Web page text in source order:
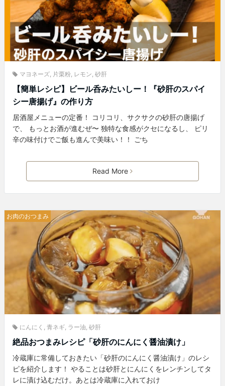
マヨネーズ, 片栗粉, レモン, 砂肝
【簡単レシピ】ビール呑みたいしー！『砂肝のスパイ
シー唐揚げ』の作り方
居酒屋メニューの定番！ コリコリ、サクサクの砂肝の唐揚げ
で、 もっとお酒が進むぜ〜 独特な食感がクセになるし、 ピリ
辛の味付けでご飯も進んで美味い！！ ごち
Read More
お肉のおつまみ
にんにく , 青ネギ, ラー油, 砂肝
絶品おつまみレシピ「砂肝のにんにく醤油漬け」
冷蔵庫に常備しておきたい「砂肝のにんにく醤油漬け」のレシ
ピを紹介します！ やることは砂肝とにんにくをレンチンしてタ
レに漬け込むだけ。あとは冷蔵庫に入れておけ